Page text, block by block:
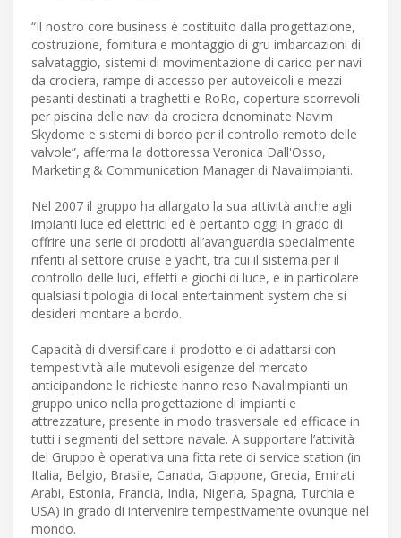
“Il nostro core business è costituito dalla progettazione,
costruzione, fornitura e montaggio di gru imbarcazioni di
salvataggio, sistemi di movimentazione di carico per navi
da crociera, rampe di accesso per autoveicoli e mezzi
pesanti destinati a traghetti e RoRo, coperture scorrevoli
per piscina delle navi da crociera denominate Navim
Skydome e sistemi di bordo per il controllo remoto delle
valvole”, afferma la dottoressa Veronica Dall'Osso,
Marketing & Communication Manager di Navalimpianti.
Nel 2007 il gruppo ha allargato la sua attività anche agli
impianti luce ed elettrici ed è pertanto oggi in grado di
offrire una serie di prodotti all’avanguardia specialmente
riferiti al settore cruise e yacht, tra cui il sistema per il
controllo delle luci, effetti e giochi di luce, e in particolare
qualsiasi tipologia di local entertainment system che si
desideri montare a bordo.
Capacità di diversificare il prodotto e di adattarsi con
tempestività alle mutevoli esigenze del mercato
anticipandone le richieste hanno reso Navalimpianti un
gruppo unico nella progettazione di impianti e
attrezzature, presente in modo trasversale ed efficace in
tutti i segmenti del settore navale. A supportare l’attività
del Gruppo è operativa una fitta rete di service station (in
Italia, Belgio, Brasile, Canada, Giappone, Grecia, Emirati
Arabi, Estonia, Francia, India, Nigeria, Spagna, Turchia e
USA) in grado di intervenire tempestivamente ovunque nel
mondo.